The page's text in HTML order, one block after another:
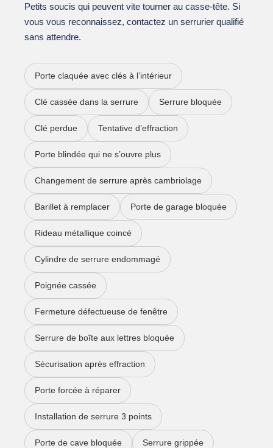
Petits soucis qui peuvent vite tourner au casse-tête. Si
vous vous reconnaissez, contactez un serrurier qualifié
sans attendre.
Porte claquée avec clés à l’intérieur
Clé cassée dans la serrure Serrure bloquée
Clé perdue Tentative d’effraction
Porte blindée qui ne s’ouvre plus
Changement de serrure après cambriolage
Barillet à remplacer Porte de garage bloquée
Rideau métallique coincé
Cylindre de serrure endommagé
Poignée cassée
Fermeture défectueuse de fenêtre
Serrure de boîte aux lettres bloquée
Sécurisation après effraction
Porte forcée à réparer
Installation de serrure 3 points
Porte de cave bloquée Serrure grippée